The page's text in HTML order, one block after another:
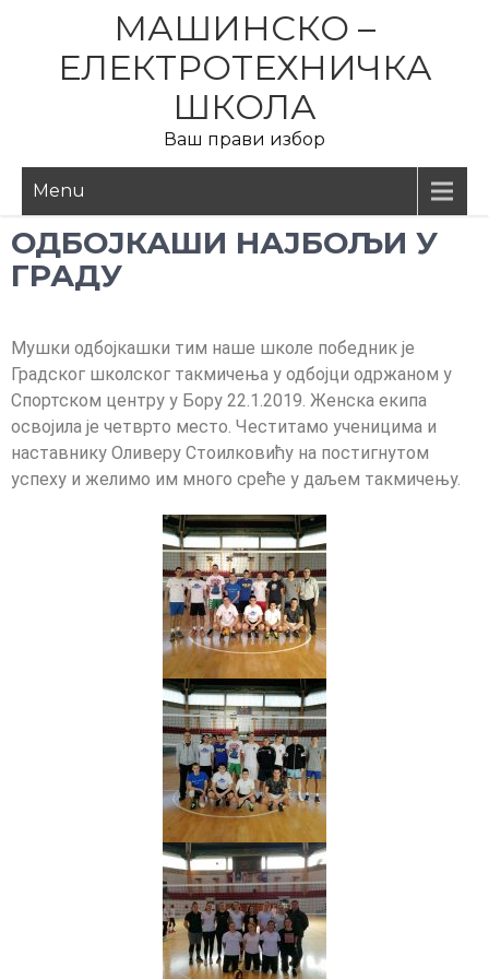
МАШИНСКО –
ЕЛЕКТРОТЕХНИЧКА
ШКОЛА
Ваш прави избор
Menu
ОДБОЈКАШИ НАЈБОЉИ У
ГРАДУ
Мушки одбојкашки тим наше школе победник је
Градског школског такмичења у одбојци одржаном у
Спортском центру у Бору 22.1.2019. Женска екипа
освојила је четврто место. Честитамо ученицима и
наставнику Оливеру Стоилковићу на постигнутом
успеху и желимо им много среће у даљем такмичењу.